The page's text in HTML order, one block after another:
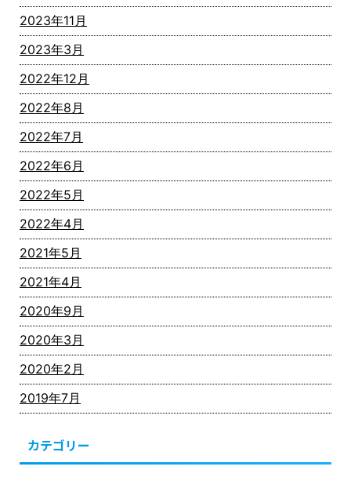
2023年11月
2023年3月
2022年12月
2022年8月
2022年7月
2022年6月
2022年5月
2022年4月
2021年5月
2021年4月
2020年9月
2020年3月
2020年2月
2019年7月
カテゴリー